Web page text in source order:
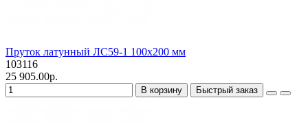
Пруток латунный ЛС59-1 100х200 мм
103116
25 905.00р.
В корзину Быстрый заказ